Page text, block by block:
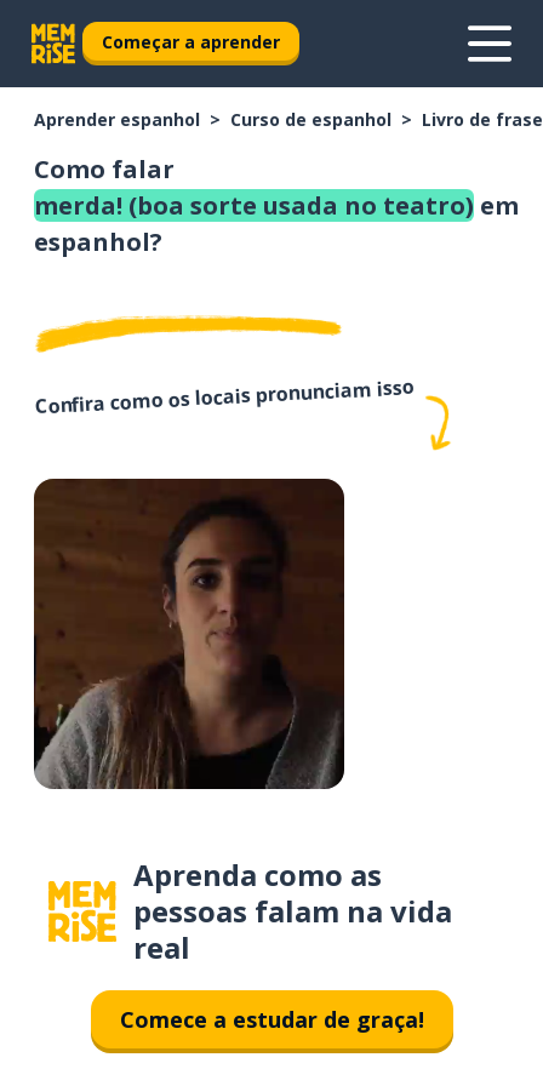
Começar a aprender
Aprender espanhol Curso de espanhol Livro de
Como falar
merda! (boa sorte usada no teatro) em
espanhol?
Confira como os locais pronunciam isso
Aprenda como as
pessoas falam na vida
real
Comece a estudar de graça!